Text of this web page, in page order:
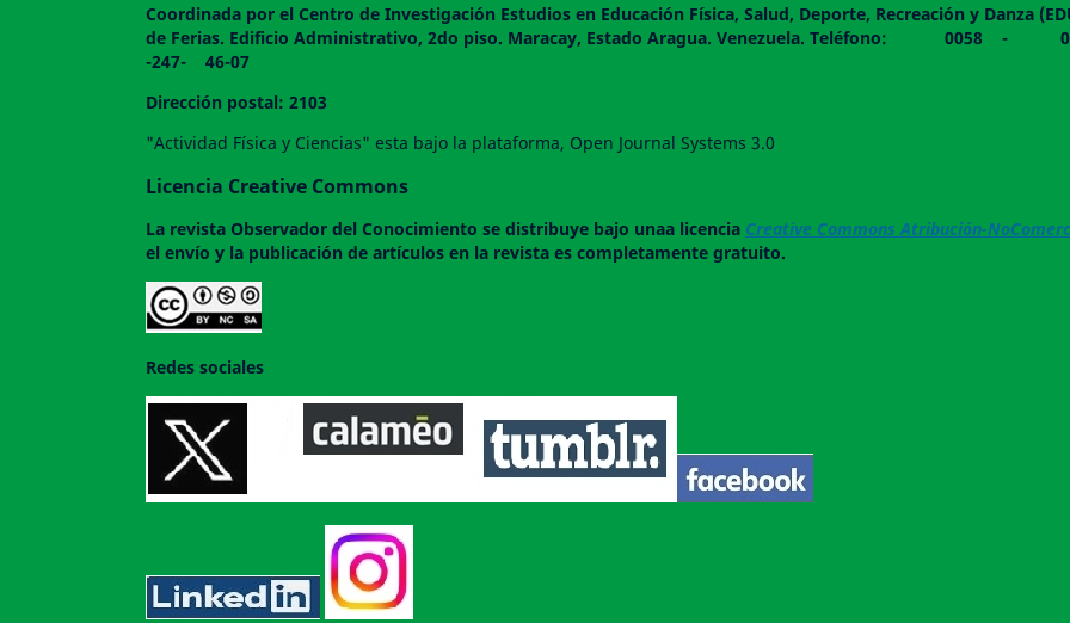
Coordinada por el Centro de Investigación Estudios en Educación Física, Salud, Deporte, Recreación y Danza
de Ferias. Edificio Administrativo, 2do piso. Maracay, Estado Aragua. Venezuela. Teléfono:
-247- 46-07
Dirección postal: 2103
"Actividad Física y Ciencias" esta bajo la plataforma, Open Journal Systems 3.0
Licencia Creative Commons
La revista Observador del Conocimiento se distribuye bajo unaa licencia Creative Commons Atribución-
el envío y la publicación de artículos en la revista es completamente gratuito.
Redes sociales